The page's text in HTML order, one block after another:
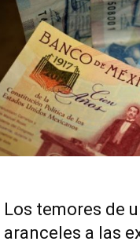
Los temores de
aranceles a las